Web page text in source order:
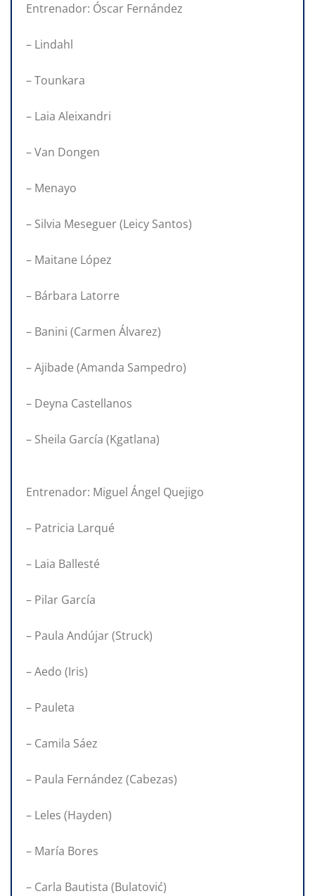
Entrenador: Óscar Fernández
– Lindahl
– Tounkara
– Laia Aleixandri
– Van Dongen
– Menayo
– Silvia Meseguer (Leicy Santos)
– Maitane López
– Bárbara Latorre
– Banini (Carmen Álvarez)
– Ajibade (Amanda Sampedro)
– Deyna Castellanos
– Sheila García (Kgatlana)
Entrenador: Miguel Ángel Quejigo
– Patricia Larqué
– Laia Ballesté
– Pilar García
– Paula Andújar (Struck)
– Aedo (Iris)
– Pauleta
– Camila Sáez
– Paula Fernández (Cabezas)
– Leles (Hayden)
– María Bores
– Carla Bautista (Bulatović)